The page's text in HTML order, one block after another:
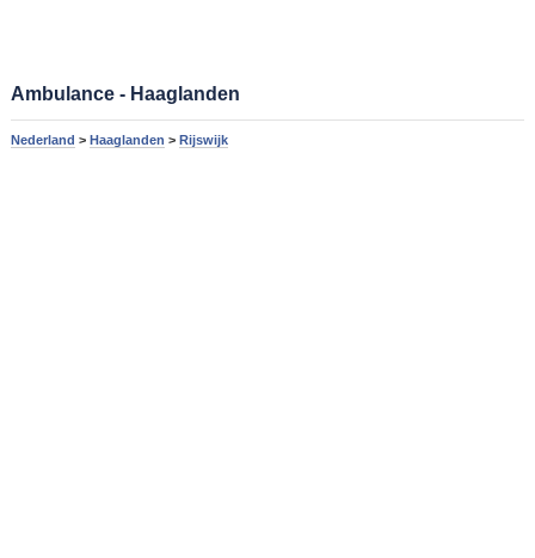
Ambulance - Haaglanden
Nederland > Haaglanden > Rijswijk